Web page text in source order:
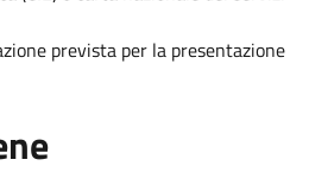
prevista per la presentazione